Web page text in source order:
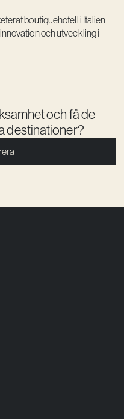
boutiquehotell i Italien
och utveckling i
och få de
destinationer?